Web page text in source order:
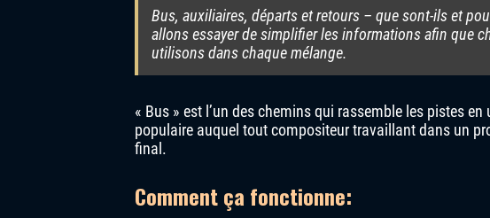
Bus, auxiliaires, départs et retours – que sont-ils et
allons essayer de simplifier les informations afin que
utilisons dans chaque mélange.
« Bus » est l’un des chemins qui rassemble les pistes
populaire auquel tout compositeur travaillant dans un
final.
Comment ça fonctionne: